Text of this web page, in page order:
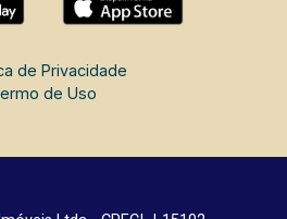
de Privacidade
de Uso